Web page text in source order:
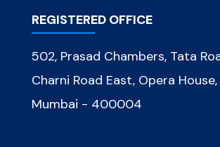
REGISTERED OFFICE
502, Prasad Chambers, Tata
Charni Road East, Opera
Mumbai - 400004